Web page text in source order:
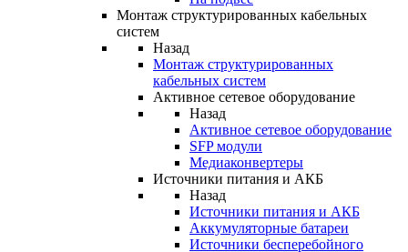
Монтаж структурированных кабельных
систем
Назад
Монтаж структурированных
кабельных систем
Активное сетевое оборудование
Назад
Активное сетевое оборудование
SFP модули
Медиаконвертеры
Источники питания и АКБ
Назад
Источники питания и АКБ
Аккумуляторные батареи
Источники бесперебойного